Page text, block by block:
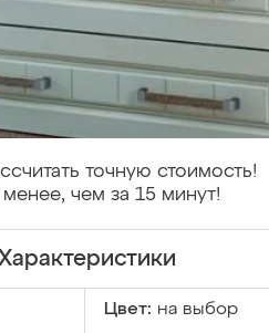
точную стоимость!
чем за 15 минут!
Цвет: на выбор